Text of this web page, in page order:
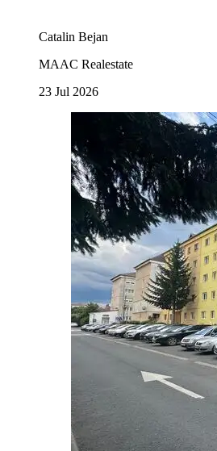
Catalin Bejan
MAAC Realestate
23 Jul 2026